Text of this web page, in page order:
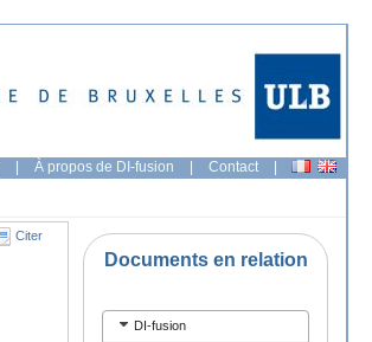
| À propos de DI-fusion | Contact |
Citer
Documents en relation
DI-fusion